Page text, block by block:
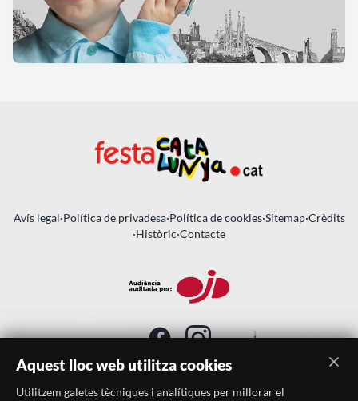
Avís legal·Política de privadesa·Política de cookies·Sitemap·Crèdits
·Històric·Contacte
SUBSCRIU-TE AL BUTLLETÍ
Aquest lloc web utilitza cookies
Utilitzem galetes tècniques i analítiques per millorar el